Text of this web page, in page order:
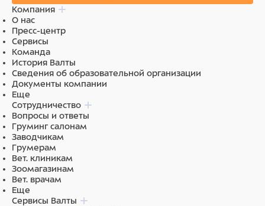
Компания
О нас
Пресс-центр
Сервисы
Команда
История Валты
Сведения об образовательной организации
Документы компании
Еще
Сотрудничество
Вопросы и ответы
Груминг салонам
Заводчикам
Грумерам
Вет. клиникам
Зоомагазинам
Вет. врачам
Еще
Сервисы Валты